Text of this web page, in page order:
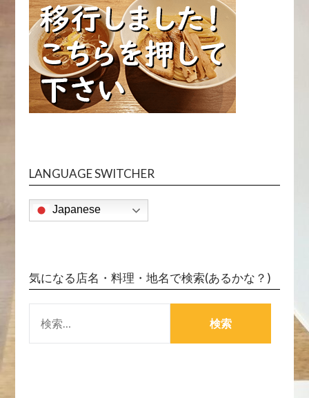
LANGUAGE SWITCHER
Japanese
気になる店名・料理・地名で検索(あるかな？)
索: